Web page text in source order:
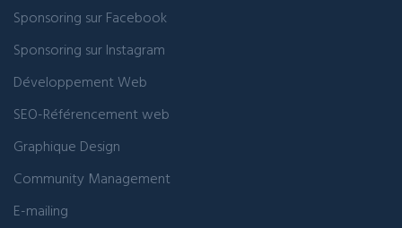
Sponsoring sur Facebook
Sponsoring sur Instagram
Développement Web
SEO-Référencement web
Graphique Design
Community Management
E-mailing